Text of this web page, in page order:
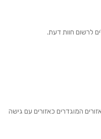
לרשום חוות דעת.
המוגדרים כאזורים עם גישה